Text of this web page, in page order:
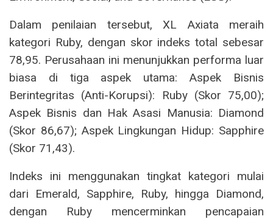
Dalam penilaian tersebut, XL Axiata meraih
kategori Ruby, dengan skor indeks total sebesar
78,95. Perusahaan ini menunjukkan performa luar
biasa di tiga aspek utama: Aspek Bisnis
Berintegritas (Anti-Korupsi): Ruby (Skor 75,00);
Aspek Bisnis dan Hak Asasi Manusia: Diamond
(Skor 86,67); Aspek Lingkungan Hidup: Sapphire
(Skor 71,43).
Indeks ini menggunakan tingkat kategori mulai
dari Emerald, Sapphire, Ruby, hingga Diamond,
dengan Ruby mencerminkan pencapaian